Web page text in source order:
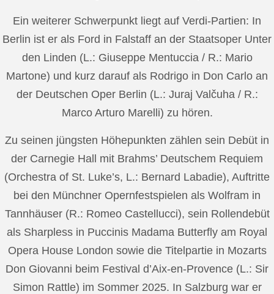
Ein weiterer Schwerpunkt liegt auf Verdi-Partien: In
Berlin ist er als Ford in Falstaff an der Staatsoper Unter
den Linden (L.: Giuseppe Mentuccia / R.: Mario
Martone) und kurz darauf als Rodrigo in Don Carlo an
der Deutschen Oper Berlin (L.: Juraj Valčuha / R.:
Marco Arturo Marelli) zu hören.
Zu seinen jüngsten Höhepunkten zählen sein Debüt in
der Carnegie Hall mit Brahms’ Deutschem Requiem
(Orchestra of St. Luke’s, L.: Bernard Labadie), Auftritte
bei den Münchner Opernfestspielen als Wolfram in
Tannhäuser (R.: Romeo Castellucci), sein Rollendebüt
als Sharpless in Puccinis Madama Butterfly am Royal
Opera House London sowie die Titelpartie in Mozarts
Don Giovanni beim Festival d’Aix-en-Provence (L.: Sir
Simon Rattle) im Sommer 2025. In Salzburg war er